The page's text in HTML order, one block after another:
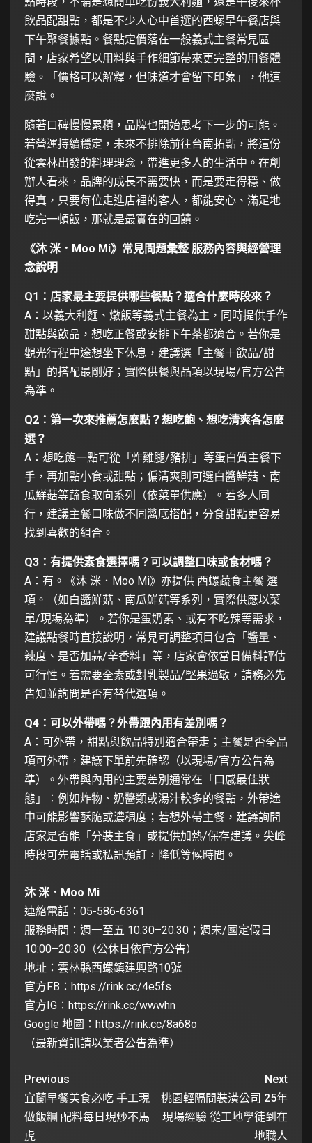
飲品配甜點，都是不少人心中首選的西螺早午餐店與
下午聚餐據點。餐點定價落在一般義式主餐常見區
間，店家希望以用料與手作細節帶來更完整的用餐體
驗。「價格可以解釋，但味道才會留下印象」，他這
麼說。
隨著口碑慢慢累積，品牌也開始思考下一步的可能。
若營運持續穩定，未來不排除前往台南拓點，將這份
從雲林出發的料理理念，帶進更多人的生活中。在創
辦人看來，品牌的成長不需要快，而是要走得穩、做
得真，只要每位走進店裡的客人，都能安心、滿足地
吃完一頓飯，那就是最實在的回饋。
《沐 洣．Moo Mi》常見問題彙整 服務內容與經營理
念說明
Q1：店家最主要提供哪些餐點？適合什麼時段來？
A：以義大利麵、燉飯等義式主餐為主，同時提供手作
甜點與飲品，想吃正餐或安排下午茶都適合。若你是
觀光行程中途想坐下休息，建議選「主餐＋飲品/甜
點」的搭配最剛好；實際供餐與品項以現場/官方公告
為準。
Q2：第一次來推薦怎麼點？想吃飽、想吃清爽各怎麼
選？
A：想吃飽一點可從「炸雞腿/豬排」等蛋白質主餐下
手，再加點小食或甜點；偏清爽則可選白醬鮮菇、南
瓜鮮菇等蔬食取向系列（依菜單供應）。若多人同
行，建議主餐口味做不同醬底搭配，分食甜點更容易
找到喜歡的組合。
Q3：有提供素食選擇嗎？可以調整口味或食材嗎？
A：有。《沐 洣．Moo Mi》亦提供 西螺蔬食主餐 選
項。（如白醬鮮菇、南瓜鮮菇等系列，實際供應以菜
單/現場為準）。若你是蛋奶素、或有不吃辣等需求，
建議點餐時直接說明，常見可調整項目包含「醬量、
辣度、是否加蒜/辛香料」等，店家會依當日備料評估
可行性。若需要全素或對乳製品/堅果過敏，請務必先
告知並詢問是否有替代選項。
Q4：可以外帶嗎？外帶跟內用有差別嗎？
A：可外帶，甜點與飲品特別適合帶走；主餐是否全品
項可外帶，建議下單前先確認（以現場/官方公告為
準）。外帶與內用的主要差別通常在「口感最佳狀
態」：例如炸物、奶醬類或湯汁較多的餐點，外帶途
中可能影響酥脆或濃稠度；若想外帶主餐，建議詢問
店家是否能「分裝主食」或提供加熱/保存建議。尖峰
時段可先電話或私訊預訂，降低等候時間。
沐 洣．Moo Mi
連絡電話：05-586-6361
服務時間：週一至五 10:30–20:30；週末/國定假日
10:00–20:30（公休日依官方公告）
地址：雲林縣西螺鎮建興路10號
官方FB： https://rink.cc/4e5fs
官方IG： https://rink.cc/wwwhn
Google 地圖： https://rink.cc/8a68o
（最新資訊請以業者公告為準）
Previous
宜蘭早餐美食必吃 手工現
做飯糰 配料每日現炒不馬
虎
Next
桃園輕隔間裝潢公司 25年
現場經驗 從工地學徒到在
地職人